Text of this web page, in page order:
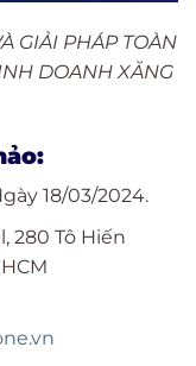
GIẢI PHÁP TOÀN
DOANH XĂNG
18/03/2024.
280 Tô Hiến